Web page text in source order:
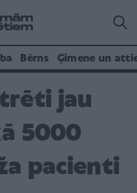
Bērns Ģimene un
jau
5000
pacienti